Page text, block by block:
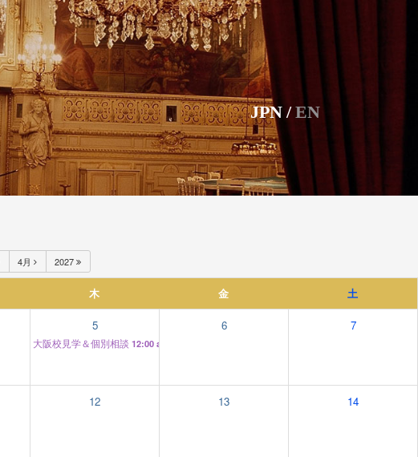
JPN / EN
4月 2027
木 金 土
5
大阪校見学＆個別相談 12:00 am
6 7
12 13 14